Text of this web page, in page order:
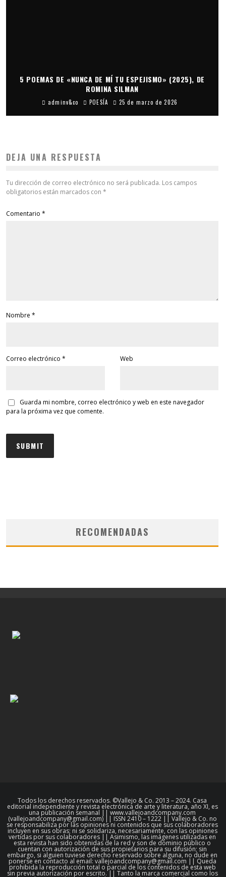
5 POEMAS DE «NUNCA DE MÍ TU ESPEJISMO» (2025), DE
ROMINA SILMAN
adminv&co POESÍA 25 de marzo de 2026
DEJA UNA RESPUESTA
Tu dirección de correo electrónico no será publicada. Los campos
obligatorios están marcados con *
Comentario *
Nombre *
Correo electrónico * Web
Guarda mi nombre, correo electrónico y web en este navegador
para la próxima vez que comente.
RECOMENDADAS
Todos los derechos reservados. ©Vallejo & Co. 2013 – 2024. Casa
editorial independiente y revista electrónica de arte y literatura, año XI, es
una publicación semanal || www.vallejoandcompany.com
(vallejoandcompany@gmail.com) || ISSN 2410 – 1222 || Vallejo & Co. no
se responsabiliza por las opiniones ni contenidos que sus colaboradores
incluyen en sus obras; ni se solidariza, necesariamente, con las opiniones
vertidas por sus colaboradores || Asimismo, las imágenes utilizadas en
esta revista han sido obtenidas de la red y son de dominio público o
cuentan con autorización de sus propietarios para su difusión; sin
embargo, si alguien tuviese derecho reservado sobre alguna, no dude en
ponerse en contacto al email: vallejoandcompany@gmail.com || Queda
prohibida la reproducción total o parcial de los contenidos de esta web
sin previa autorización por escrito. || Tanto la marca comercial como los